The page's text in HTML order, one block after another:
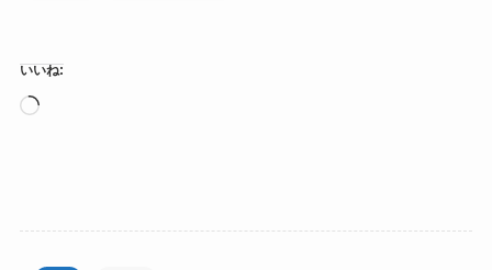
いいね:
読